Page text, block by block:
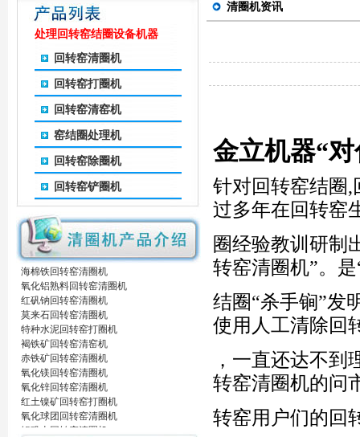
处理回转窑结圈设备机器
回转窑清圈机
回转窑打圈机
回转窑清窑机
窑结圈处理机
回转窑除圈机
回转窑铲圈机
海棉铁回转窑清圈机
氧化铝熟料回转窑清圈机
红矾钠回转窑清圈机
莫来石回转窑清圈机
特种水泥回转窑打圈机
褐铁矿回转窑清窑机
赤铁矿回转窑清圈机
氧化镁回转窑清圈机
氧化锌回转窑清圈机
红土镍矿回转窑打圈机
氧化球团回转窑清圈机
铝矾土回转窑清圈机
清圈机资讯
金立机器“
针对回转窑结圈
过多年在回转窑
圈经验教训研制
转窑清圈机”。
结圈“杀手锏”发
使用人工清除回
，一直还达不
转窑清圈机的问
转窑用户们的回